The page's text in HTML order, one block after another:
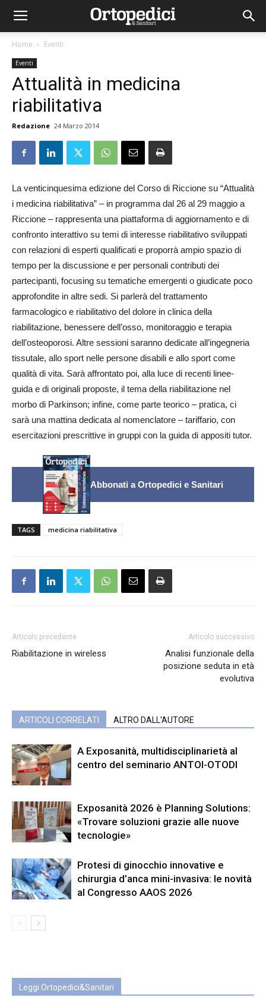
Home Eventi
Eventi
Attualità in medicina
riabilitativa
Redazione 24 Marzo 2014
La venticinquesima edizione del Corso di Riccione su “Attualità
i medicina riabilitativa” – in programma dal 26 al 29 maggio a
Riccione – rappresenta una piattaforma di aggiornamento e di
confronto interattivo su temi di interesse riabilitativo sviluppati
con relazioni di esperti qualificati e proporrà ampio spazio di
tempo per la discussione e per personali contributi dei
partecipanti, focusing su tematiche emergenti o giudicate poco
approfondite in altre sedi. Si parlerà del trattamento
farmacologico e riabilitativo del dolore in clinica della
riabilitazione, benessere dell’osso, monitoraggio e terapia
dell’osteoporosi. Altre sessioni saranno dedicate all’ingegneria
tissutale, allo sport nelle persone disabili e allo sport come
qualità di vita. Sarà affrontato poi, alla luce di recenti linee-
guida e di originali proposte, il tema della riabilitazione nel
morbo di Parkinson; infine, come parte teorico – pratica, ci
sarà una mattina dedicata al nomenclatore – tariffario, con
esercitazioni prescrittive in gruppi con la guida di appositi tutor.
Abbonati a Ortopedici e Sanitari
TAGS medicina riabilitativa
Articolo precedente
Riabilitazione in wireless
Articolo successivo
Analisi funzionale della
posizione seduta in età
evolutiva
ARTICOLI CORRELATI ALTRO DALL'AUTORE
A Exposanità, multidisciplinarietà al
centro del seminario ANTOI-OTODI
Exposanità 2026 è Planning Solutions:
«Trovare soluzioni grazie alle nuove
tecnologie»
Protesi di ginocchio innovative e
chirurgia d’anca mini-invasiva: le novità
al Congresso AAOS 2026
Leggi Ortopedici&Sanitari